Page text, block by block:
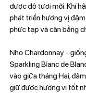
được độ tươi mới. Khí
phát triển hương vị
phức tạp và cân bằng
Nho Chardonnay -
Sparkling Blanc de
vào giữa tháng Hai,
giữ được hương vị tốt